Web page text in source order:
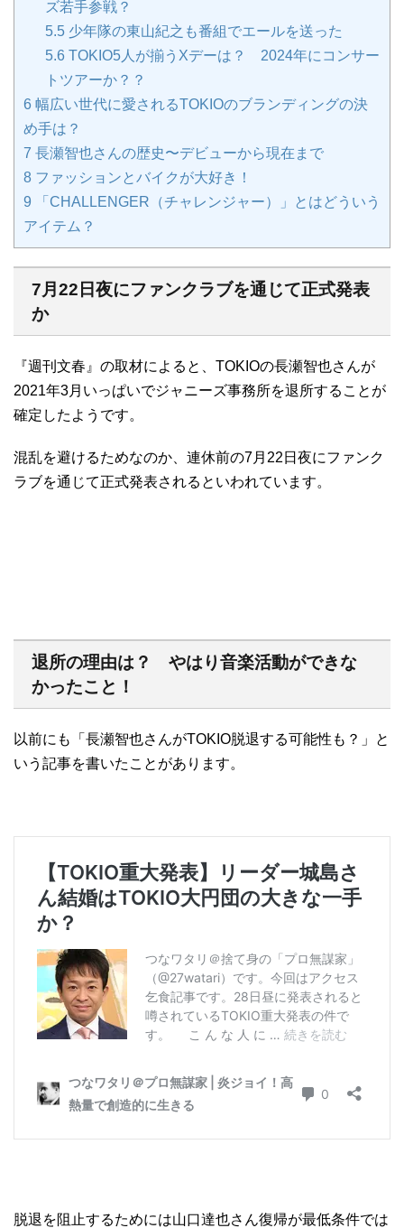
ズ若手参戦？
5.5 少年隊の東山紀之も番組でエールを送った
5.6 TOKIO5人が揃うXデーは？ 2024年にコンサー
トツアーか？？
6 幅広い世代に愛されるTOKIOのブランディングの決
め手は？
7 長瀬智也さんの歴史〜デビューから現在まで
8 ファッションとバイクが大好き！
9 「CHALLENGER（チャレンジャー）」とはどういう
アイテム？
7月22日夜にファンクラブを通じて正式発表
か
『週刊文春』の取材によると、TOKIOの長瀬智也さんが
2021年3月いっぱいでジャニーズ事務所を退所することが
確定したようです。
混乱を避けるためなのか、連休前の7月22日夜にファンク
ラブを通じて正式発表されるといわれています。
退所の理由は？ やはり音楽活動ができな
かったこと！
以前にも「長瀬智也さんがTOKIO脱退する可能性も？」と
いう記事を書いたことがあります。
脱退を阻止するためには山口達也さん復帰が最低条件では